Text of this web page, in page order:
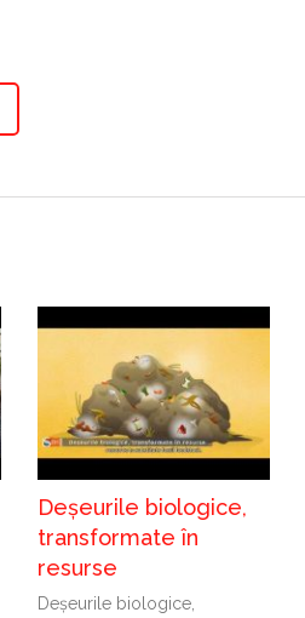
Deșeurile biologice,
transformate în
resurse
Deșeurile biologice,